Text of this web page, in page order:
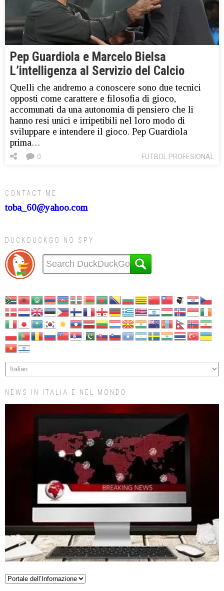
Pep Guardiola e Marcelo Bielsa
L’intelligenza al Servizio del Calcio
Quelli che andremo a conoscere sono due tecnici
opposti come carattere e filosofia di gioco,
accomunati da una autonomia di pensiero che li
hanno resi unici e irripetibili nel loro modo di
sviluppare e intendere il gioco. Pep Guardiola
prima…
FUTBOL PROFESIONAL
0
CONTACT ME
toba_60@yahoo.com
DUCKDUCKGO NO SPY
NEWS IN ITALIA E NEL MONDO